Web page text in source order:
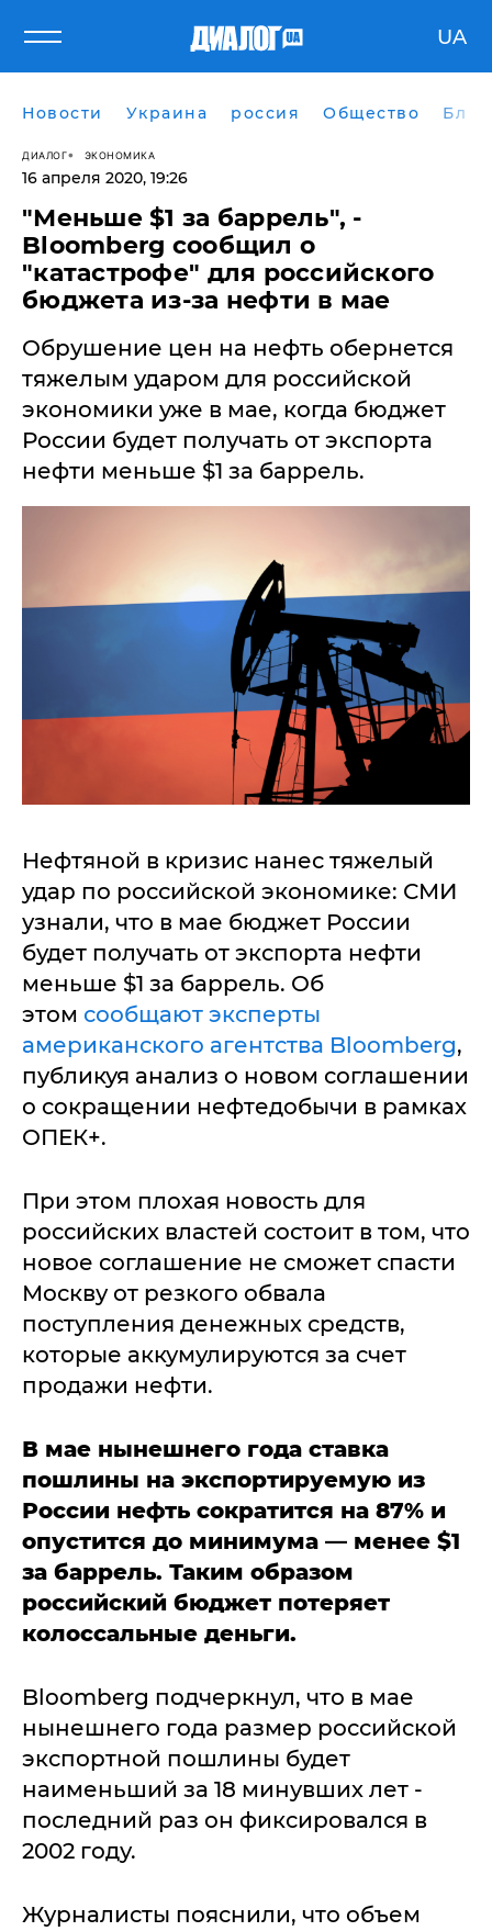
UA
Новости Украина россия Общество
ДИАЛОГ ЭКОНОМИКА
16 апреля 2020, 19:26
"Меньше $1 за баррель", -
Bloomberg сообщил о
"катастрофе" для российского
бюджета из-за нефти в мае
​Обрушение цен на нефть обернется
тяжелым ударом для российской
экономики уже в мае, когда бюджет
России будет получать от экспорта
нефти меньше $1 за баррель.
Нефтяной в кризис нанес тяжелый
удар по российской экономике: СМИ
узнали, что в мае бюджет России
будет получать от экспорта нефти
меньше $1 за баррель. Об
этом сообщают эксперты
американского агентства Bloomberg,
публикуя анализ о новом соглашении
о сокращении нефтедобычи в рамках
ОПЕК+.
При этом плохая новость для
российских властей состоит в том, что
новое соглашение не сможет спасти
Москву от резкого обвала
поступления денежных средств,
которые аккумулируются за счет
продажи нефти.
В мае нынешнего года ставка
пошлины на экспортируемую из
России нефть сократится на 87% и
опустится до минимума — менее $1
за баррель. Таким образом
российский бюджет потеряет
колоссальные деньги.
Bloomberg подчеркнул, что в мае
нынешнего года размер российской
экспортной пошлины будет
наименьший за 18 минувших лет -
последний раз он фиксировался в
2002 году.
Журналисты пояснили, что объем